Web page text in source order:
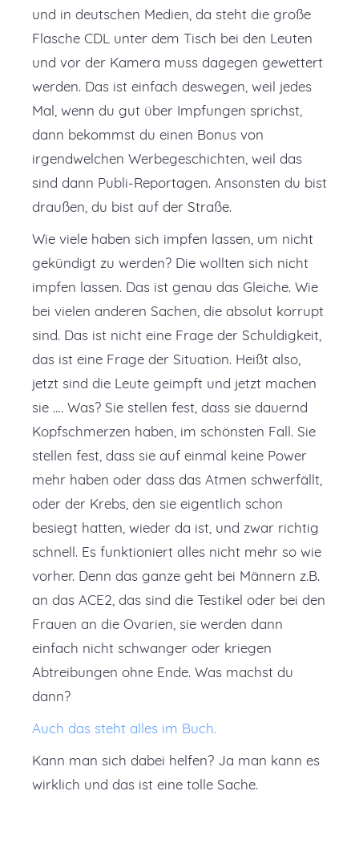
und in deutschen Medien, da steht die große
Flasche CDL unter dem Tisch bei den Leuten
und vor der Kamera muss dagegen gewettert
werden. Das ist einfach deswegen, weil jedes
Mal, wenn du gut über Impfungen sprichst,
dann bekommst du einen Bonus von
irgendwelchen Werbegeschichten, weil das
sind dann Publi-Reportagen. Ansonsten du bist
draußen, du bist auf der Straße.
Wie viele haben sich impfen lassen, um nicht
gekündigt zu werden? Die wollten sich nicht
impfen lassen. Das ist genau das Gleiche. Wie
bei vielen anderen Sachen, die absolut korrupt
sind. Das ist nicht eine Frage der Schuldigkeit,
das ist eine Frage der Situation. Heißt also,
jetzt sind die Leute geimpft und jetzt machen
sie …. Was? Sie stellen fest, dass sie dauernd
Kopfschmerzen haben, im schönsten Fall. Sie
stellen fest, dass sie auf einmal keine Power
mehr haben oder dass das Atmen schwerfällt,
oder der Krebs, den sie eigentlich schon
besiegt hatten, wieder da ist, und zwar richtig
schnell. Es funktioniert alles nicht mehr so wie
vorher. Denn das ganze geht bei Männern z.B.
an das ACE2, das sind die Testikel oder bei den
Frauen an die Ovarien, sie werden dann
einfach nicht schwanger oder kriegen
Abtreibungen ohne Ende. Was machst du
dann?
Auch das steht alles im Buch.
Kann man sich dabei helfen? Ja man kann es
wirklich und das ist eine tolle Sache.